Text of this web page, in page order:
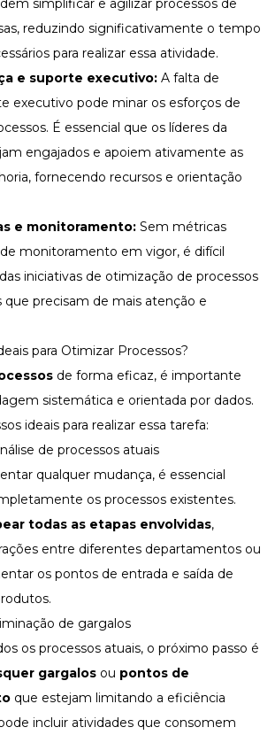
simplificar e agilizar processos de
reduzindo significativamente o tempo
para realizar essa atividade.
e suporte executivo: A falta de
executivo pode minar os esforços de
É essencial que os líderes da
engajados e apoiem ativamente as
fornecendo recursos e orientação
e monitoramento: Sem métricas
monitoramento em vigor, é difícil
iniciativas de otimização de processos
que precisam de mais atenção e
para Otimizar Processos?
de forma eficaz, é importante
sistemática e orientada por dados.
ideais para realizar essa tarefa:
de processos atuais
qualquer mudança, é essencial
os processos existentes.
todas as etapas envolvidas,
entre diferentes departamentos ou
os pontos de entrada e saída de
de gargalos
os processos atuais, o próximo passo é
gargalos ou pontos de
que estejam limitando a eficiência
incluir atividades que consomem